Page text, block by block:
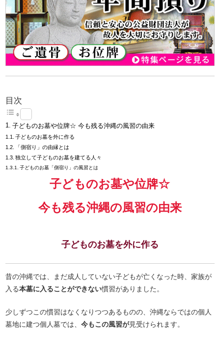
目次
子どものお墓や位牌☆ 今も残る沖縄の風習の由来
子どものお墓を外に作る
「側宿り」の由縁とは
独立して子どものお墓を建てる人々
子どものお墓「側宿り」の風習とは
子どものお墓や位牌☆
今も残る沖縄の風習の由来
子どものお墓を外に作る
昔の沖縄では、まだ成人していない子どもが亡くなった時、家族が
入る本墓に入ることができない慣習がありました。
少しずつこの慣習はなくなりつつあるものの、沖縄ならではの個人
墓地に建つ個人墓では、今もこの風習が見受けられます。